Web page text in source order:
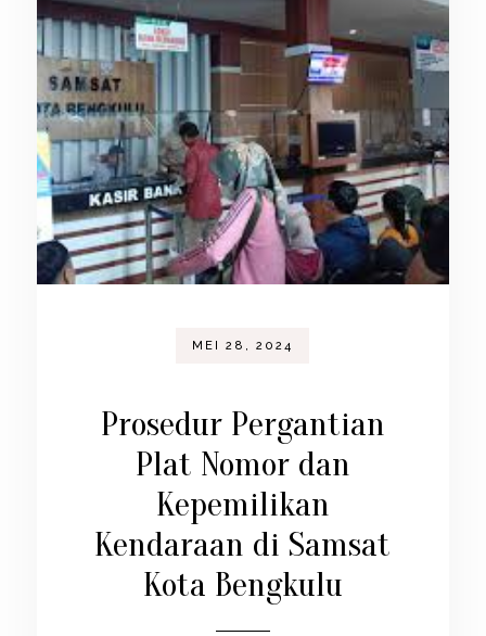
MEI 28, 2024
Prosedur Pergantian
Plat Nomor dan
Kepemilikan
Kendaraan di Samsat
Kota Bengkulu